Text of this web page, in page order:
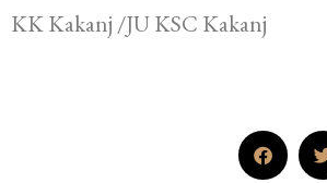
KK Kakanj /JU KSC Kakanj